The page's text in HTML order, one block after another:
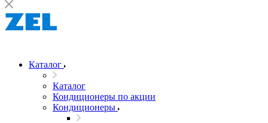
Каталог
Каталог
Кондиционеры по акции
Кондиционеры